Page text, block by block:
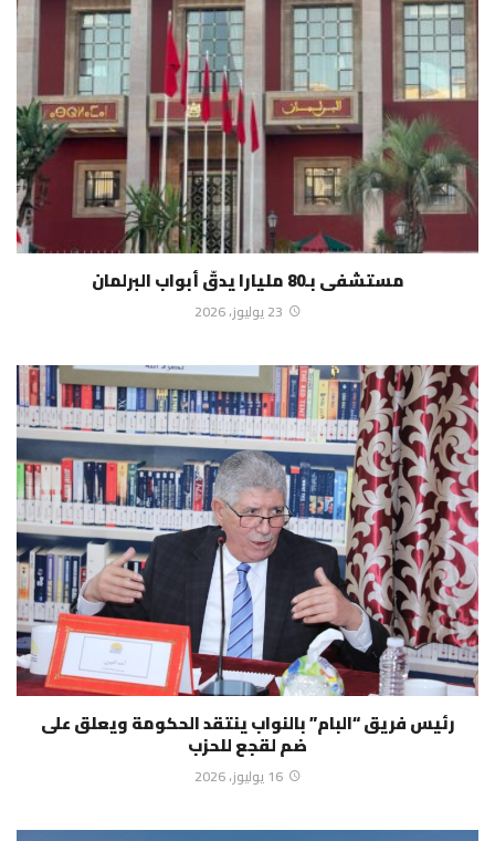
مستشفى بـ80 مليارا يدقّ أبواب البرلمان
23 يوليوز، 2026
رئيس فريق “البام” بالنواب ينتقد الحكومة ويعلق على
ضم لقجع للحزب
16 يوليوز، 2026